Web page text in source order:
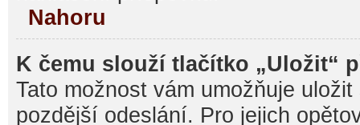
Nahoru
K čemu slouží tlačítko „Uložit“
Tato možnost vám umožňuje
pozdější odeslání. Pro jejich